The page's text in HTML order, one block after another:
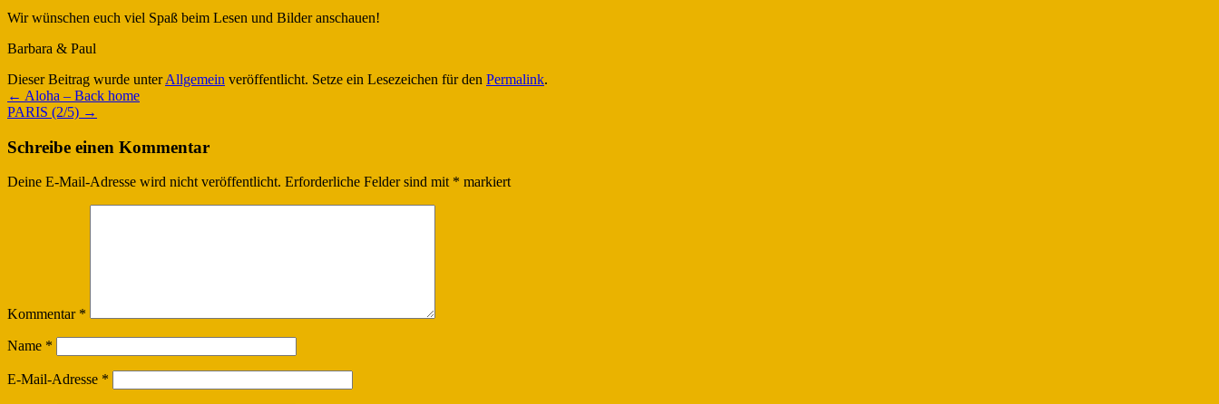
Wir wünschen euch viel Spaß beim Lesen und Bilder anschauen!
Barbara & Paul
Dieser Beitrag wurde unterAllgemein veröffentlicht. Setze ein Lesezeichen für den Permalink.
← Aloha – Back home
PARIS (2/5) →
Schreibe einen Kommentar
Deine E-Mail-Adresse wird nicht veröffentlicht. Erforderliche Felder sind mit * markiert
Kommentar *
Name *
E-Mail-Adresse *